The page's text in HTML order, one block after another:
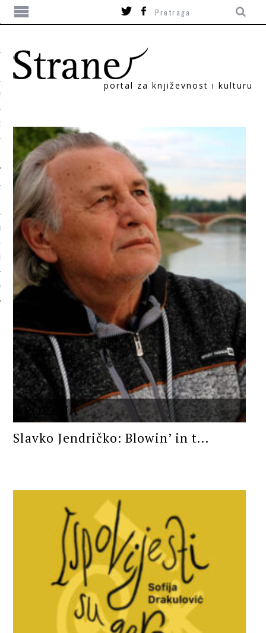
portal za književnost i kulturu
POEZIJA
Slavko Jendričko: Blowin’ in t...